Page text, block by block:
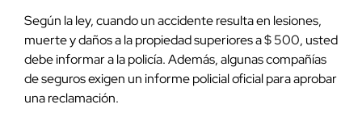
Según la ley, cuando un accidente resulta en lesiones,
muerte y daños a la propiedad superiores a $ 500, usted
debe informar a la policía. Además, algunas compañías
de seguros exigen un informe policial oficial para aprobar
una reclamación.